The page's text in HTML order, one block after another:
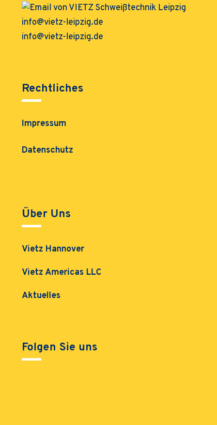
info@vietz-leipzig.de
Rechtliches
Impressum
Datenschutz
Über Uns
Vietz Hannover
Vietz Americas LLC
Aktuelles
Folgen Sie uns